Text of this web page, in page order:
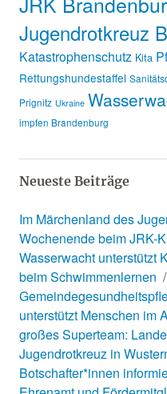
Jugendrotkreuz
Katastrophenschutz Kita
Rettungshundestaffel
Prignitz Ukraine
impfen Brandenburg
Neueste Beiträge
Im Märchenland des
Wochenende beim JRK-
Wasserwacht unterstützt
beim Schwimmenlernen
unterstützt Menschen im
großes Superteam:
Jugendrotkreuz in
Botschafter*innen